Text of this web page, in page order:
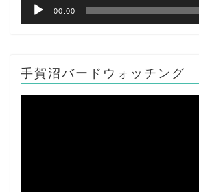
00:00
手賀沼バードウォッチング